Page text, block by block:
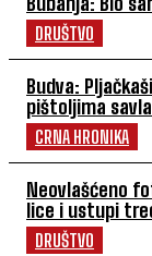
DRUŠTVO
Budva:
pištoljima
CRNA HRONIKA
Neovlašćeno
lice i ustupi
DRUŠTVO